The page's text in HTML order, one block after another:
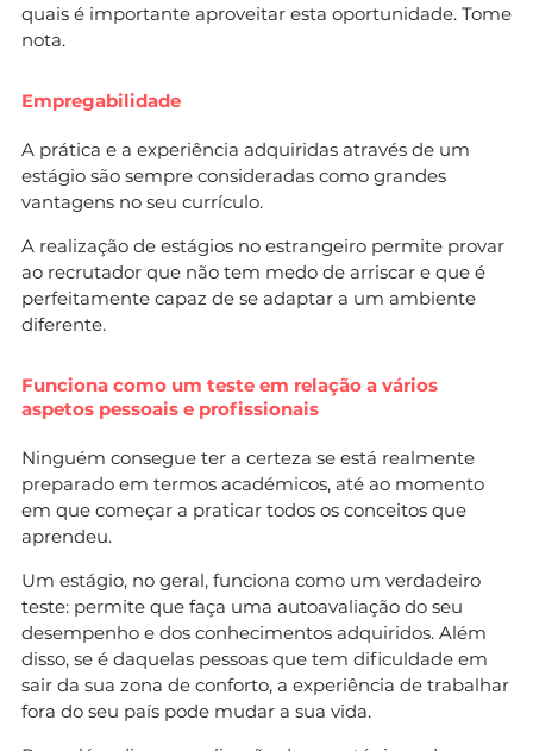
quais é importante aproveitar esta oportunidade. Tome
nota.
Empregabilidade
A prática e a experiência adquiridas através de um
estágio são sempre consideradas como grandes
vantagens no seu currículo.
A realização de estágios no estrangeiro permite provar
ao recrutador que não tem medo de arriscar e que é
perfeitamente capaz de se adaptar a um ambiente
diferente.
Funciona como um teste em relação a vários
aspetos pessoais e profissionais
Ninguém consegue ter a certeza se está realmente
preparado em termos académicos, até ao momento
em que começar a praticar todos os conceitos que
aprendeu.
Um estágio, no geral, funciona como um verdadeiro
teste: permite que faça uma autoavaliação do seu
desempenho e dos conhecimentos adquiridos. Além
disso, se é daquelas pessoas que tem dificuldade em
sair da sua zona de conforto, a experiência de trabalhar
fora do seu país pode mudar a sua vida.